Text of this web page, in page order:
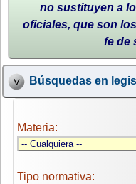
no sustituyen a
oficiales, que son
fe de
Búsquedas en
Materia:
Tipo normativa: